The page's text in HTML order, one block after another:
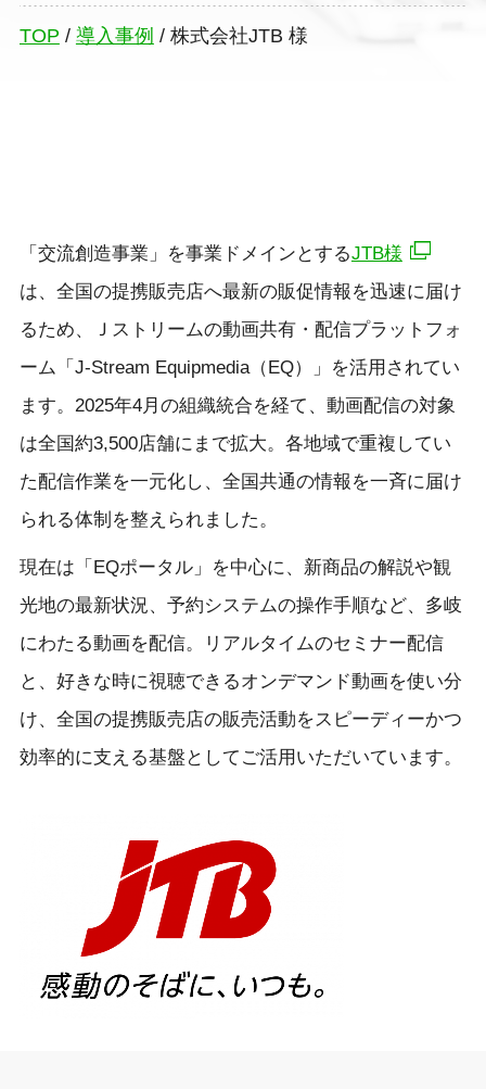
TOP / 導入事例 / 株式会社JTB 様
「交流創造事業」を事業ドメインとするJTB様
は、全国の提携販売店へ最新の販促情報を迅速に届け
るため、Ｊストリームの動画共有・配信プラットフォ
ーム「J-Stream Equipmedia（EQ）」を活用されてい
ます。2025年4月の組織統合を経て、動画配信の対象
は全国約3,500店舗にまで拡大。各地域で重複してい
た配信作業を一元化し、全国共通の情報を一斉に届け
られる体制を整えられました。
現在は「EQポータル」を中心に、新商品の解説や観
光地の最新状況、予約システムの操作手順など、多岐
にわたる動画を配信。リアルタイムのセミナー配信
と、好きな時に視聴できるオンデマンド動画を使い分
け、全国の提携販売店の販売活動をスピーディーかつ
効率的に支える基盤としてご活用いただいています。